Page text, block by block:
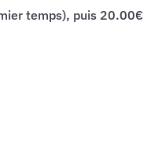
temps), puis 20.00€